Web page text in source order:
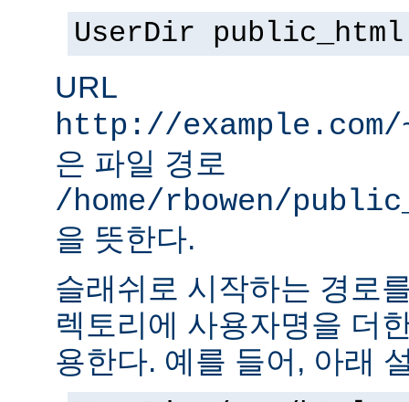
UserDir public_html
URL
http://
은 파일 경로
/home/rbowen/
을 뜻한다.
슬래쉬로 시작하는 경로
렉토리에 사용자명을 더
용한다. 예를 들어, 아래